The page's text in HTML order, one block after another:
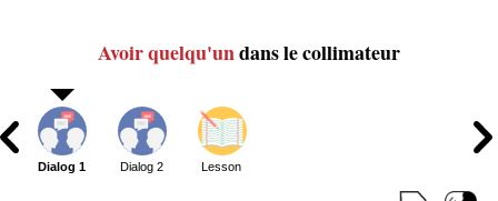
Avoir quelqu'undans le collimateur
Dialog 1 Dialog 2 Lesson